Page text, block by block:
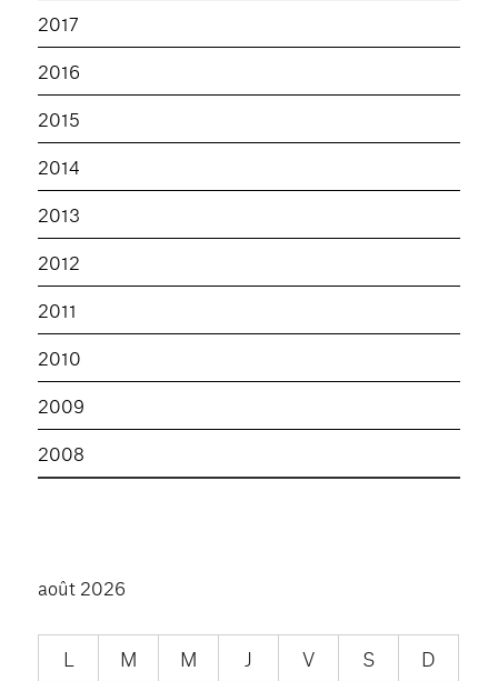
2017
2016
2015
2014
2013
2012
2011
2010
2009
2008
août 2026
L M M J V S
D